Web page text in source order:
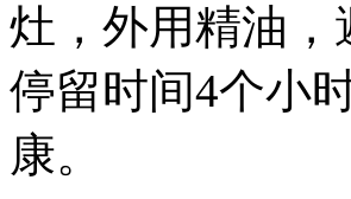
灶，外用精油
停留时间4个小
康。